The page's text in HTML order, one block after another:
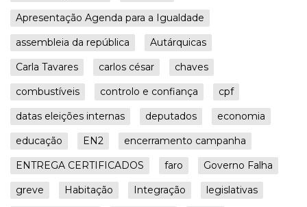
Apresentação Agenda para a Igualdade
assembleia da república
Autárquicas
Carla Tavares
carlos césar
chaves
combustíveis
controlo e confiança
cpf
datas eleições internas
deputados
economia
educação
EN2
encerramento campanha
ENTREGA CERTIFICADOS
faro
Governo Falha
greve
Habitação Integração
legislativas